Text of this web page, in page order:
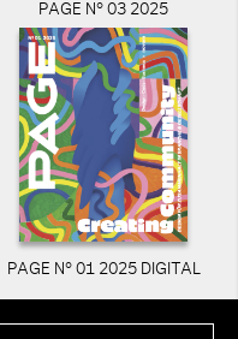
PAGE N° 03 2025
PAGE N° 01 2025 DIGITAL